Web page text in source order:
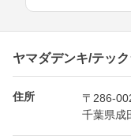
ヤマダデンキ/テッ
住所
〒286-
千葉県成